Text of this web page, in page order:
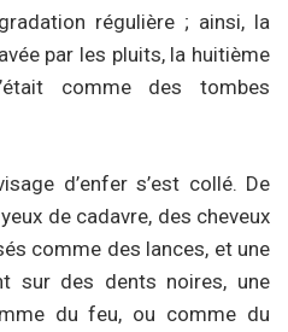
régulière ; ainsi, la
par les pluits, la huitième
comme des tombes
d’enfer s’est collé. De
de cadavre, des cheveux
comme des lances, et une
sur des dents noires, une
du feu, ou comme du